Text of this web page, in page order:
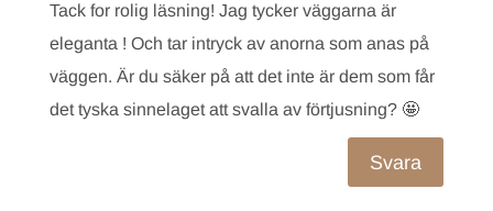
Tack for rolig läsning! Jag tycker väggarna är
eleganta ! Och tar intryck av anorna som anas på
väggen. Är du säker på att det inte är dem som får
det tyska sinnelaget att svalla av förtjusning? 🤩
Svara